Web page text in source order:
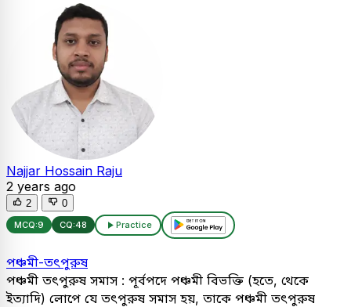
Najjar Hossain Raju
2 years ago
2 0
MCQ:9 CQ:48 Practice
পঞ্চমী-তৎপুরুষ
পঞ্চমী তৎপুরুষ সমাস : পূর্বপদে পঞ্চমী বিভক্তি (হতে, থেকে
ইত্যাদি) লোপে যে তৎপুরুষ সমাস হয়, তাকে পঞ্চমী তৎপুরুষ